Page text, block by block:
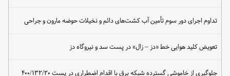
تداوم اجرای دور سوم تأمین آب کشت‌های دائم و نخیلات حوضه مارون و جراحی
تعویض کلید هوایی خط «دز – زال» در پست سد و نیروگاه دز
جلوگیری از خاموشی گسترده شبکه برق با اقدام اضطراری در پست ۴۰۰/۱۳۲/۲۰